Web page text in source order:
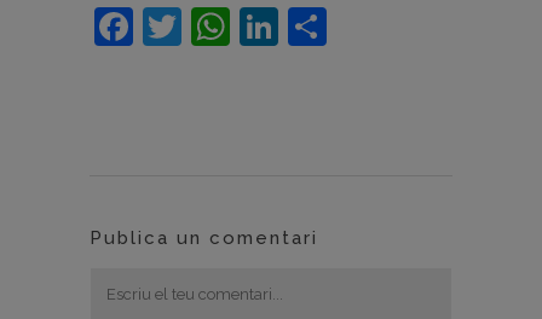
Facebook
Twitter
WhatsApp
LinkedIn
Publica un comentari